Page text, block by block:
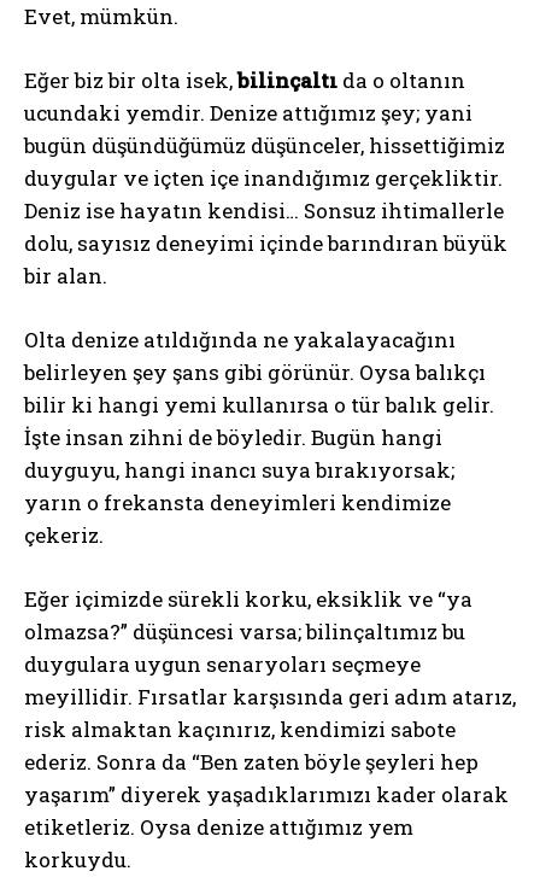
Evet, mümkün.
Eğer biz bir olta isek,bilinçaltı da o oltanın
ucundaki yemdir. Denize attığımız şey; yani
bugün düşündüğümüz düşünceler, hissettiğimiz
duygular ve içten içe inandığımız gerçekliktir.
Deniz ise hayatın kendisi… Sonsuz ihtimallerle
dolu, sayısız deneyimi içinde barındıran büyük
bir alan.
Olta denize atıldığında ne yakalayacağını
belirleyen şey şans gibi görünür. Oysa balıkçı
bilir ki hangi yemi kullanırsa o tür balık gelir.
İşte insan zihni de böyledir. Bugün hangi
duyguyu, hangi inancı suya bırakıyorsak;
yarın o frekansta deneyimleri kendimize
çekeriz.
Eğer içimizde sürekli korku, eksiklik ve “ya
olmazsa?” düşüncesi varsa; bilinçaltımız bu
duygulara uygun senaryoları seçmeye
meyillidir. Fırsatlar karşısında geri adım atarız,
risk almaktan kaçınırız, kendimizi sabote
ederiz. Sonra da “Ben zaten böyle şeyleri hep
yaşarım” diyerek yaşadıklarımızı kader olarak
etiketleriz. Oysa denize attığımız yem
korkuydu.